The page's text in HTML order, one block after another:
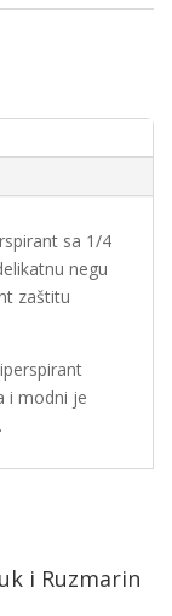
sa 1/4
negu
zaštitu
i modni je
i Ruzmarin